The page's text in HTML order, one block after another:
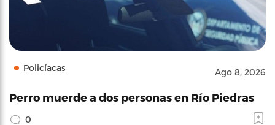
Policíacas Ago 8, 2026
Perro muerde a dos personas en Río Piedras
0